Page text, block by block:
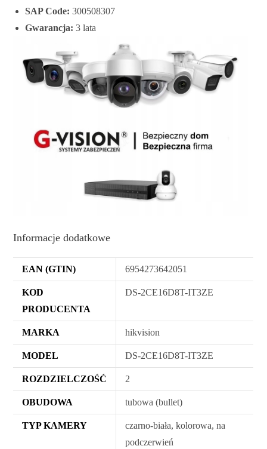
SAP Code: 300508307
Gwarancja: 3 lata
Informacje dodatkowe
EAN (GTIN) 6954273642051
KOD
PRODUCENTA
DS-2CE16D8T-IT3ZE
MARKA hikvision
MODEL DS-2CE16D8T-IT3ZE
ROZDZIELCZOŚĆ 2
OBUDOWA tubowa (bullet)
TYP KAMERY
czarno-biała, kolorowa, na
podczerwień